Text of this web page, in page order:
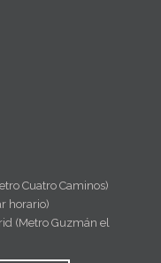
Cuatro Caminos)
horario)
(Metro Guzmán el